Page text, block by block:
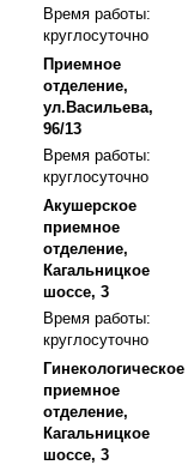
Время работы:
круглосуточно
Приемное
отделение,
ул.Васильева,
96/13
Время работы:
круглосуточно
Акушерское
приемное
отделение,
Кагальницкое
шоссе, 3
Время работы:
круглосуточно
Гинекологическое
приемное
отделение,
Кагальницкое
шоссе, 3